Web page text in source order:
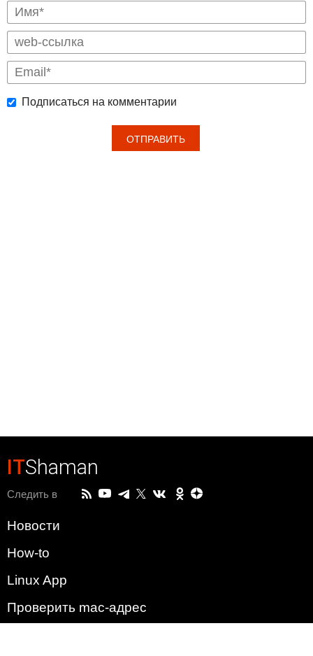
Подписаться на комментарии
ITShaman
Следить в
Новости
How-to
Linux App
Проверить mac-адрес